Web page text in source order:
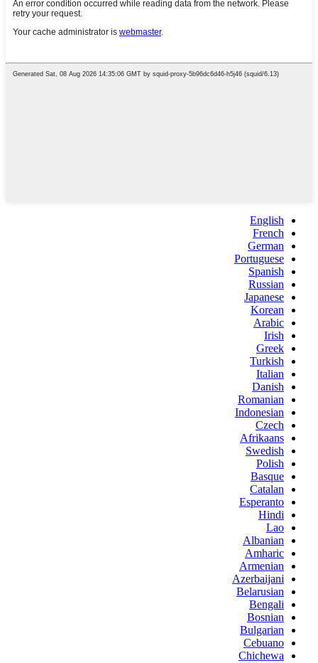
English
French
German
Portuguese
Spanish
Russian
Japanese
Korean
Arabic
Irish
Greek
Turkish
Italian
Danish
Romanian
Indonesian
Czech
Afrikaans
Swedish
Polish
Basque
Catalan
Esperanto
Hindi
Lao
Albanian
Amharic
Armenian
Azerbaijani
Belarusian
Bengali
Bosnian
Bulgarian
Cebuano
Chichewa